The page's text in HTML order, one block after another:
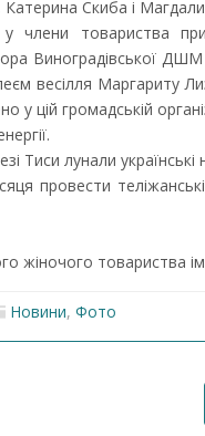
Катерина Скиба і
члени товариства
Виноградівської
весілля Маргариту
у цій громадській
Тиси лунали українські
провести
жіночого товариства
Новини, Фото